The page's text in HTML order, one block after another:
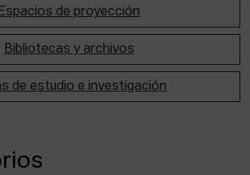
Espacios de proyección
Bibliotecas y archivos
de estudio e investigación